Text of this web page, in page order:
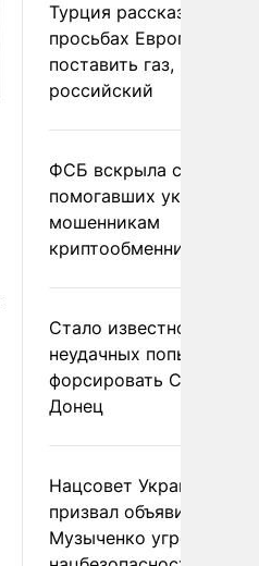
Турция рассказала о
просьбах Европы
поставить газ, но не
российский
ФСБ вскрыла сеть
помогавших
мошенникам
криптообменников
Стало известно о
неудачных попытках
форсировать
Донец
Нацсовет Украины по
призвал объявить
Музыченко угрозой